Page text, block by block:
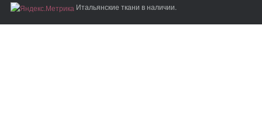
Итальянские ткани в наличии.